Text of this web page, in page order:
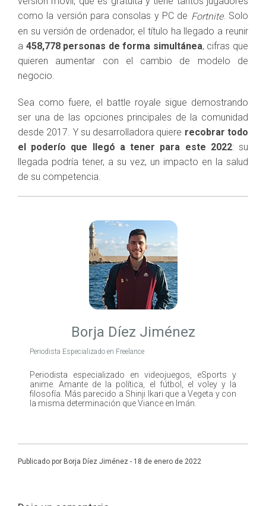
como la versión para consolas y PC de Fortnite. Solo
en su versión de ordenador, el título ha llegado a reunir
a 458,778 personas de forma simultánea, cifras que
quieren aumentar con el cambio de modelo de
negocio.
Sea como fuere, el battle royale sigue demostrando
ser una de las opciones principales de la comunidad
desde 2017. Y su desarrolladora quiere recobrar todo
el poderío que llegó a tener para este 2022: su
llegada podría tener, a su vez, un impacto en la salud
de su competencia.
Borja Díez Jiménez
Periodista Especializado en Freelance
Periodista especializado en videojuegos, eSports y
anime. Amante de la política, el fútbol, el voley y la
filosofía. Más parecido a Shinji Ikari que a Vegeta y con
la misma determinación que Viance en Imán.
Publicado por Borja Díez Jiménez - 18 de enero de 2022